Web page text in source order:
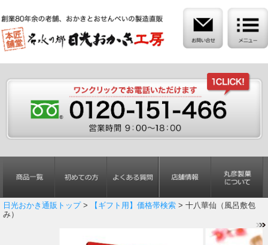
日光おかき通販トップ> 【ギフト用】価格帯検索 > 十八華仙（風呂敷包
み）